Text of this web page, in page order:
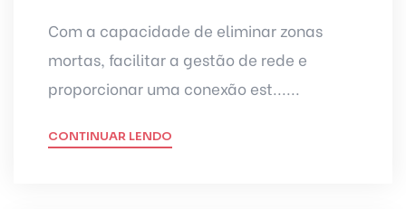
Com a capacidade de eliminar zonas
mortas, facilitar a gestão de rede e
proporcionar uma conexão est......
CONTINUAR LENDO